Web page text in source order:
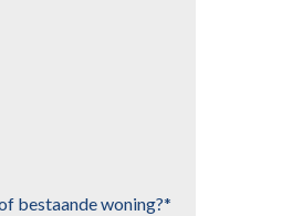
bestaande woning?*